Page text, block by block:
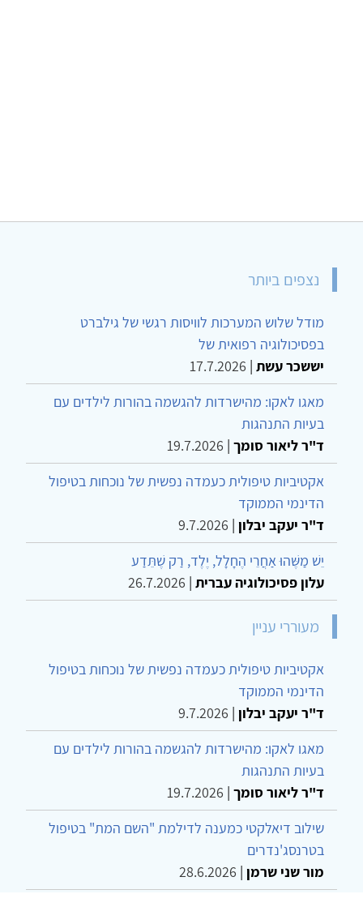
נצפים ביותר
מודל שלוש המערכות לוויסות רגשי של גילברט
בפסיכולוגיה רפואית של
יששכר עשת |
17.7.2026
מאגו לאקו: מהישרדות להגשמה בהורות לילדים עם
בעיות התנהגות
ד"ר ליאור סומך |
19.7.2026
אקטיביות טיפולית כעמדה נפשית של נוכחות בטיפול
הדינמי הממוקד
ד"ר יעקב יבלון |
9.7.2026
יֵשׁ מַשֶּׁהוּ אַחֲרֵי הֶחָלָל, יֶלֶד, רַק שֶׁתֵּדַע
עלון פסיכולוגיה עברית |
26.7.2026
מעוררי עניין
אקטיביות טיפולית כעמדה נפשית של נוכחות בטיפול
הדינמי הממוקד
ד"ר יעקב יבלון |
9.7.2026
מאגו לאקו: מהישרדות להגשמה בהורות לילדים עם
בעיות התנהגות
ד"ר ליאור סומך |
19.7.2026
שילוב דיאלקטי כמענה לדילמת "השם המת" בטיפול
בטרנסג'נדרים
מור שני שרמן |
28.6.2026